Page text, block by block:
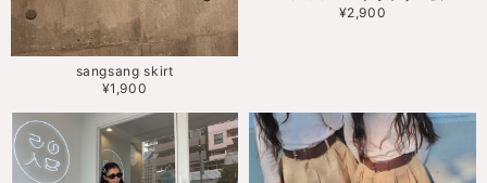
sangsang skirt
¥1,900
¥2,900